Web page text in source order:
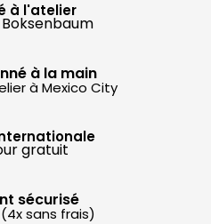
à l'atelier
à la main
à Mexico City
gratuit
sécurisé
sans frais)